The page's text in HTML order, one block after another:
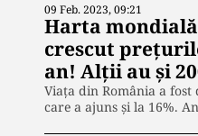
09 Feb. 2023, 09:21
Harta
crescut
an! Alții au și
Viața din România a fost
care a ajuns și la 16%.